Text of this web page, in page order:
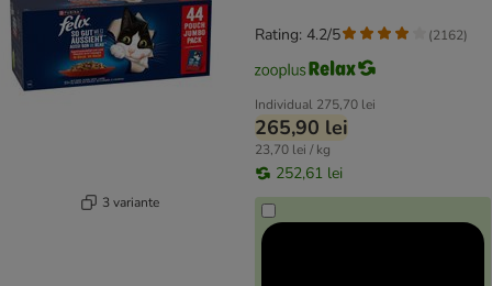
3 variante
Individual 275,70 lei
265,90 lei
23,70 lei / kg
252,61 lei
Rating: 4.2/5 (2162)